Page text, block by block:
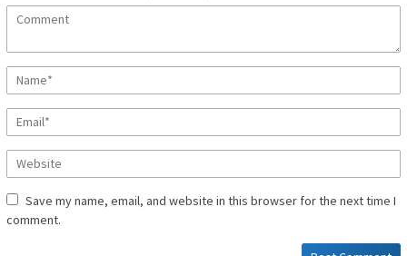
Save my name, email, and website in this browser for the next time I
comment.